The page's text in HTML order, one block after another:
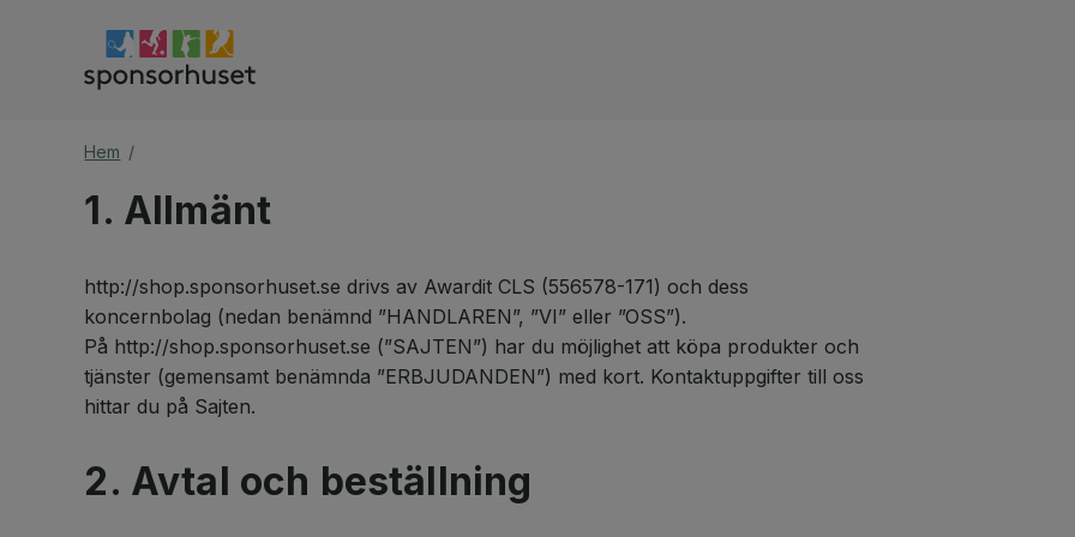
Hem /
1. Allmänt
http://shop.sponsorhuset.se drivs av Awardit CLS (556578-171) och dess
koncernbolag (nedan benämnd ”HANDLAREN”, ”VI” eller ”OSS”).
På http://shop.sponsorhuset.se (”SAJTEN”) har du möjlighet att köpa produkter och
tjänster (gemensamt benämnda ”ERBJUDANDEN”) med kort. Kontaktuppgifter till oss
hittar du på Sajten.
2. Avtal och beställning